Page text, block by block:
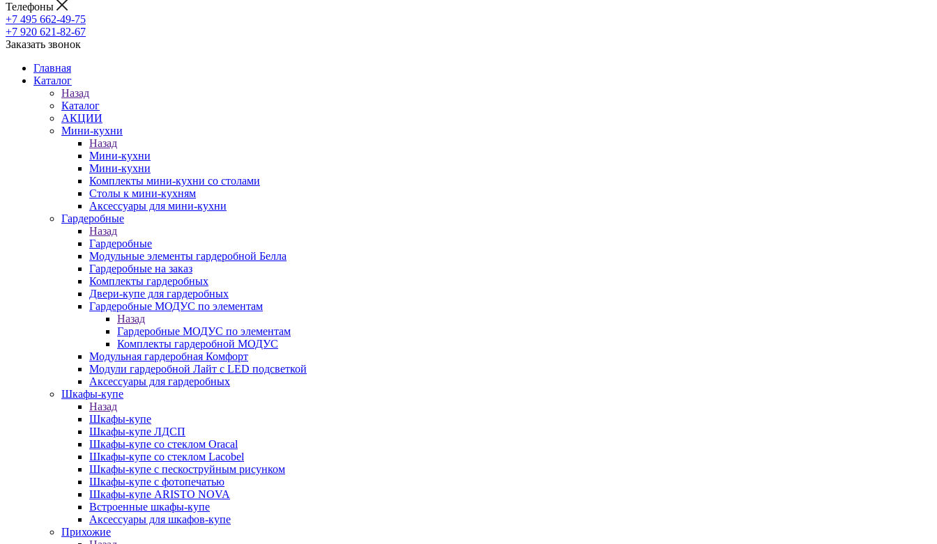
Телефоны
+7 495 662-49-75
+7 920 621-82-67
Заказать звонок
Главная
Каталог
Назад
Каталог
АКЦИИ
Мини-кухни
Назад
Мини-кухни
Мини-кухни
Комплекты мини-кухни со столами
Столы к мини-кухням
Аксессуары для мини-кухни
Гардеробные
Назад
Гардеробные
Модульные элементы гардеробной Белла
Гардеробные на заказ
Комплекты гардеробных
Двери-купе для гардеробных
Гардеробные МОДУС по элементам
Назад
Гардеробные МОДУС по элементам
Комплекты гардеробной МОДУС
Модульная гардеробная Комфорт
Модули гардеробной Лайт с LED подсветкой
Аксессуары для гардеробных
Шкафы-купе
Назад
Шкафы-купе
Шкафы-купе ЛДСП
Шкафы-купе со стеклом Oracal
Шкафы-купе со стеклом Lacobel
Шкафы-купе с пескоструйным рисунком
Шкафы-купе с фотопечатью
Шкафы-купе ARISTO NOVA
Встроенные шкафы-купе
Аксессуары для шкафов-купе
Прихожие